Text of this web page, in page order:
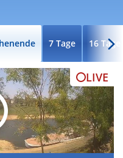
7 Tage 16 Tage
LIVE